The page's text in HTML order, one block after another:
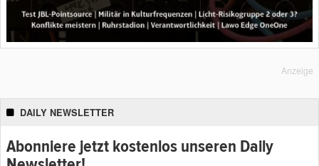
Anzeige
DAILY NEWSLETTER
Abonniere jetzt kostenlos unseren Daily